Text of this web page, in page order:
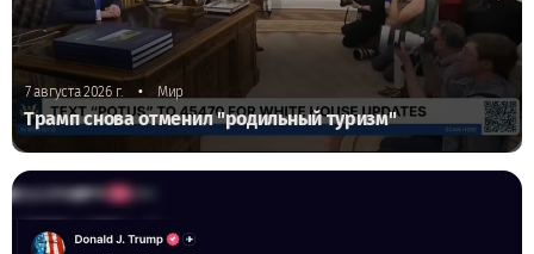
7 августа 2026 г. • Мир
Трамп снова отменил "родильный туризм"